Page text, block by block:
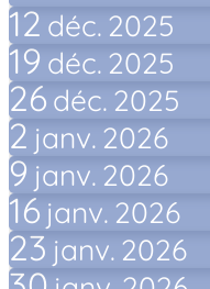
12 déc. 2025
19 déc. 2025
26déc. 2025
2 janv. 2026
9 janv. 2026
16 janv. 2026
23 janv. 2026